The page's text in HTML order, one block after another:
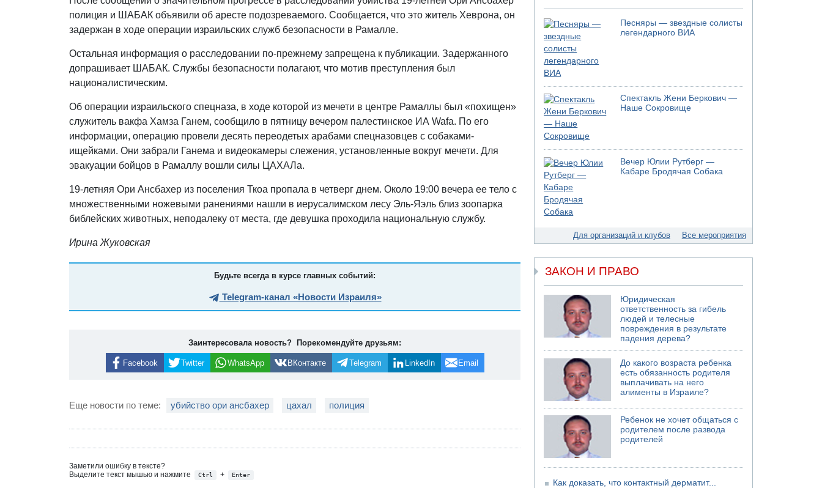
полиция и ШАБАК объявили об аресте подозреваемого. Сообщается, что это житель Хеврона, он
задержан в ходе операции израильских служб безопасности в Рамалле.
Остальная информация о расследовании по-прежнему запрещена к публикации. Задержанного
допрашивает ШАБАК. Службы безопасности полагают, что мотив преступления был
националистическим.
Об операции израильского спецназа, в ходе которой из мечети в центре Рамаллы был «похищен»
служитель вакфа Хамза Ганем, сообщило в пятницу вечером палестинское ИА Wafa. По его
информации, операцию провели десять переодетых арабами спецназовцев с собаками-
ищейками. Они забрали Ганема и видеокамеры слежения, установленные вокруг мечети. Для
эвакуации бойцов в Рамаллу вошли силы ЦАХАЛа.
19-летняя Ори Ансбахер из поселения Ткоа пропала в четверг днем. Около 19:00 вечера ее тело с
множественными ножевыми ранениями нашли в иерусалимском лесу Эль-Яэль близ зоопарка
библейских животных, неподалеку от места, где девушка проходила национальную службу.
Ирина Жуковская
Будьте всегда в курсе главных событий:
Telegram-канал «Новости Израиля»
Заинтересовала новость? Порекомендуйте друзьям:
Facebook Twitter WhatsApp ВКонтакте Telegram LinkedIn Email
Еще новости по теме: убийство ори ансбахер цахал полиция
Заметили ошибку в тексте?
Выделите текст мышью и нажмите
Ctrl + Enter
кровь
05.08.2026 17:00
Бывший посол Израиля в ООН Гилад Эрдан
объявит в четверг о создании новой
политической партии
05.08.2026 13:49
На севере Израиля на берег выбросило тело
05.08.2026 13:32
В России горят новые склады
Хуситы сообщают об атаке по Саудовскому
танкеру
05.08.2026 10:16
Левые активисты пытались ворваться в офис
"Религиозного сионизма"
05.08.2026 06:42
В Дубае поднимается дым над портом
05.08.2026 06:41
Еще один меморандум для Ирана
Песняры — звездные солисты
легендарного ВИА
Спектакль Жени Беркович —
Наше Сокровище
Вечер Юлии Рутберг —
Кабаре Бродячая Собака
Для организаций и клубов Все мероприятия
ЗАКОН И ПРАВО
Юридическая
ответственность за гибель
людей и телесные
повреждения в результате
падения дерева?
До какого возраста ребенка
есть обязанность родителя
выплачивать на него
алименты в Израиле?
Ребенок не хочет общаться с
родителем после развода
родителей
Как доказать, что контактный дерматит...